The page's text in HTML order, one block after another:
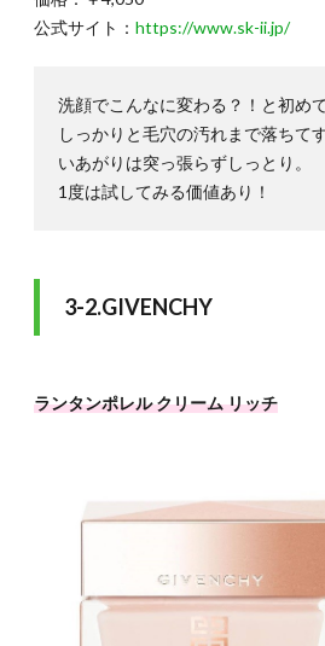
公式サイト： https://www.sk-ii.jp/
洗顔でこんなに変わる？！と初め
しっかりと毛穴の汚れまで落ちて
いあがりは突っ張らずしっとり。
1度は試してみる価値あり！
3-2.GIVENCHY
ランタンポレル クリーム リッチ